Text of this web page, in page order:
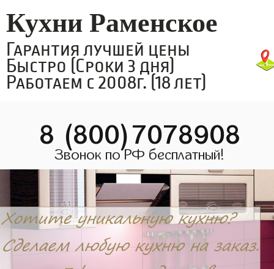
Кухни Раменское
Гарантия лучшей цены
Быстро (Сроки 3 дня)
Работаем с 2008г. (18 лет)
8 (800)7078908
Звонок по РФ бесплатный!